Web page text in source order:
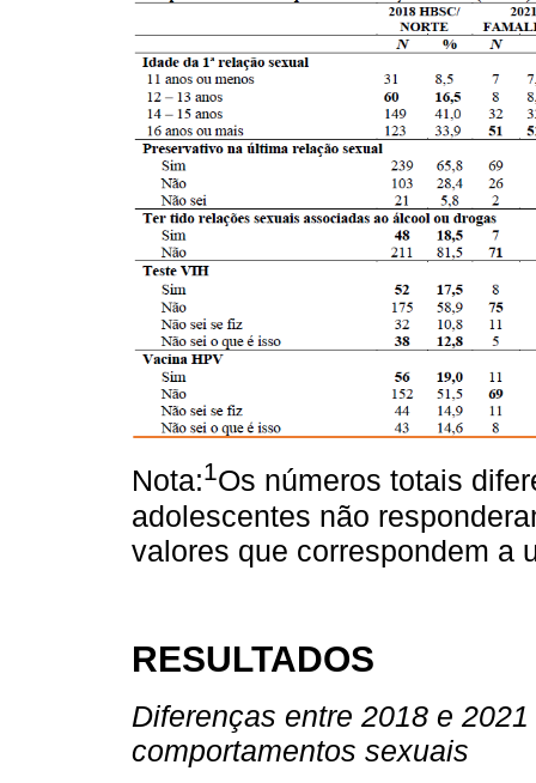
Nota:1Os números totais
adolescentes não
valores que correspondem a
RESULTADOS
Diferenças entre 2018 e
comportamentos sexuais